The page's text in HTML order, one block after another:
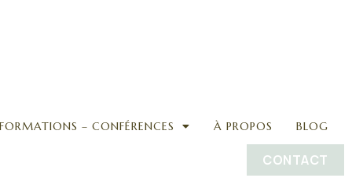
– CONFÉRENCES À PROPOS BLOG
CONTACT